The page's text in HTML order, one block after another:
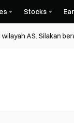
Stocks
AS. Silakan